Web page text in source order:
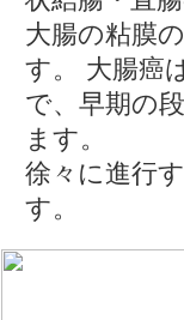
大腸の粘膜
す。 大腸癌
で、早期の
ます。
徐々に進行
す。